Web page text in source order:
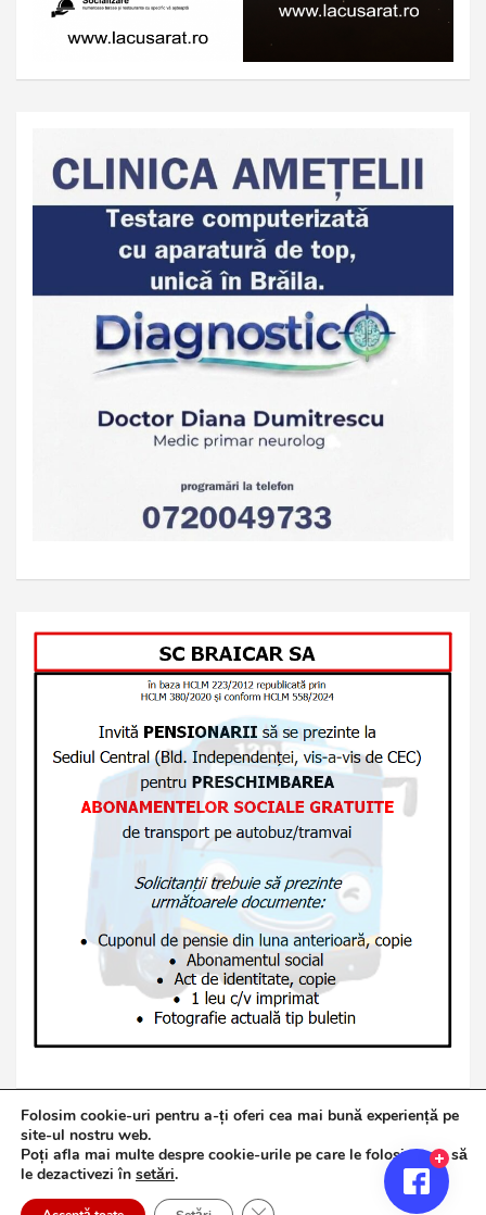
Copyright © 2026Jurnalul de Brăila
Politică de confidențialitate
Theme Horse
Folosim cookie-uri pentru a-ți oferi cea mai bună experiență pe
site-ul nostru web.
Poți afla mai multe despre cookie-urile pe care le folosim sau să
le dezactivezi în setări.
Close GDPR Cookie Banner